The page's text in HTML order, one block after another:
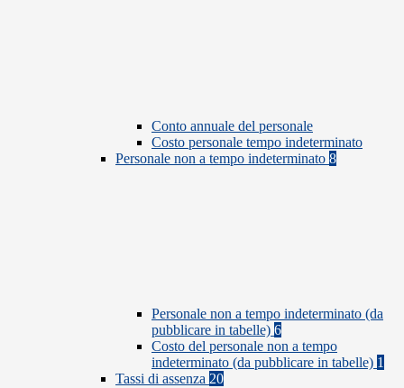
Conto annuale del personale
Costo personale tempo indeterminato
Personale non a tempo indeterminato 8
Personale non a tempo indeterminato (da
pubblicare in tabelle) 6
Costo del personale non a tempo
indeterminato (da pubblicare in tabelle) 1
Tassi di assenza 20